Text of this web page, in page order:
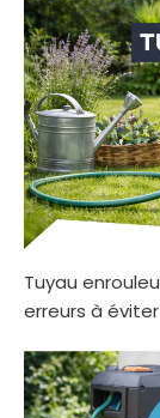
Tuyau
erreurs à éviter